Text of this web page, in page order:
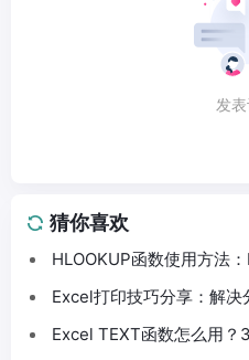
发
猜你喜欢
HLOOKUP函数使用方法
Excel打印技巧分享：解决
Excel TEXT函数怎么用？